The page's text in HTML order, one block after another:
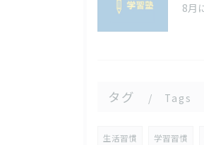
タグ Tags
生活習慣 学習習慣